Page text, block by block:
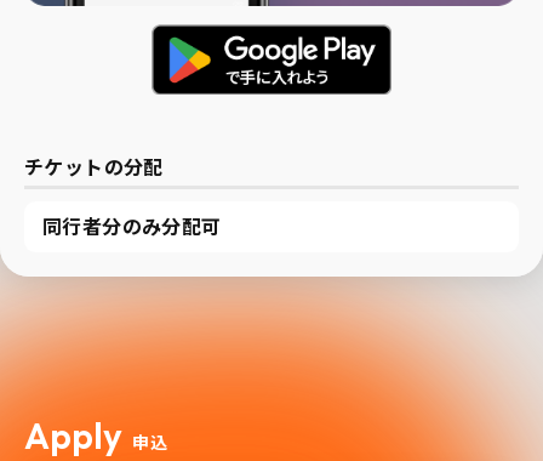
チケットの分配
同行者分のみ分配可
Apply 申込